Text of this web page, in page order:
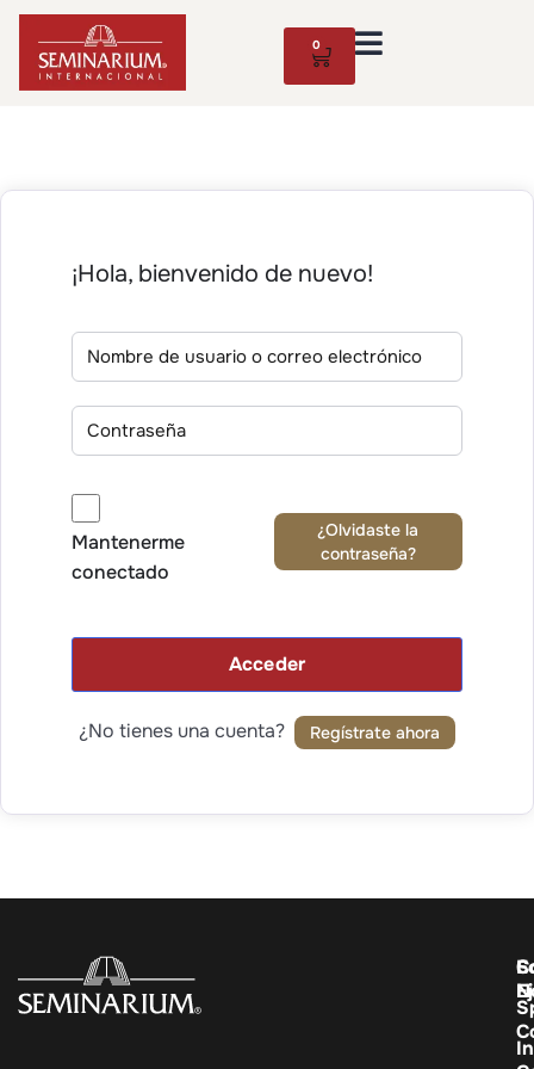
0
¡Hola, bienvenido de nuevo!
Mantenerme
conectado
¿Olvidaste la
contraseña?
Acceder
¿No tienes una cuenta? Regístrate ahora
In